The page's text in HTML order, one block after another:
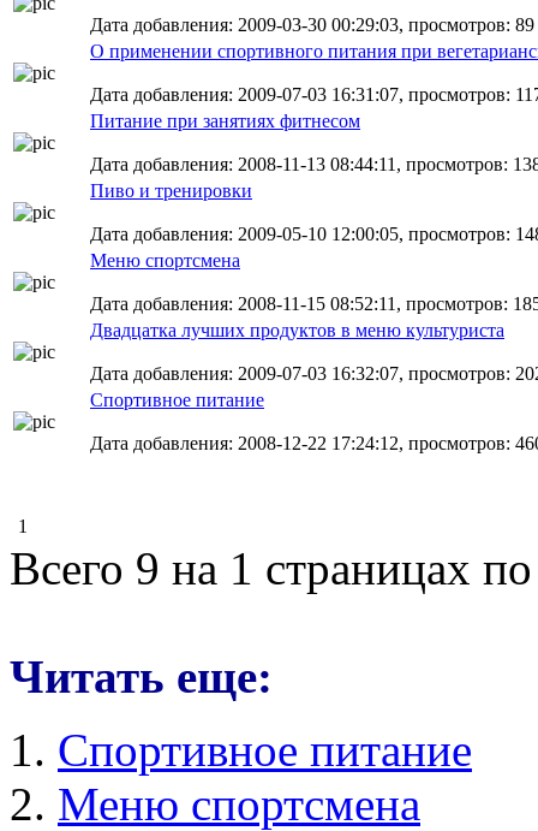
Дата добавления: 2009-03-30 00:29:03, просмотров: 89
О применении спортивного питания при
Дата добавления: 2009-07-03 16:31:07, просмотров:
Питание при занятиях фитнесом
Дата добавления: 2008-11-13 08:44:11, просмотров:
Пиво и тренировки
Дата добавления: 2009-05-10 12:00:05, просмотров:
Меню спортсмена
Дата добавления: 2008-11-15 08:52:11, просмотров:
Двадцатка лучших продуктов в меню культуриста
Дата добавления: 2009-07-03 16:32:07, просмотров:
Спортивное питание
Дата добавления: 2008-12-22 17:24:12, просмотров:
1
Всего 9 на 1 страницах
Читать еще:
Спортивное питание
Меню спортсмена